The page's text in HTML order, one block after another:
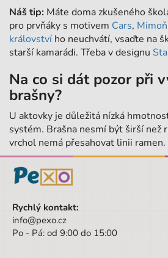
Náš tip: Máte doma zkušeného
pro prvňáky s motivem Cars,
království ho neuchvátí, vsaďte na
starší kamarádi. Třeba v designu
Na co si dát pozor při
brašny?
U aktovky je důležitá nízká
systém. Brašna nesmí být širší než
vrchol nemá přesahovat linii ramen.
Rychlý kontakt:
info@pexo.cz
Po - Pá: od 9:00 do 15:00